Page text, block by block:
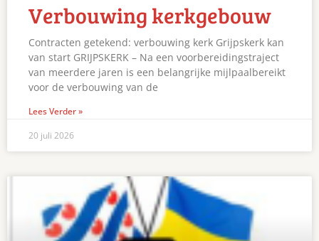
Verbouwing kerkgebouw
Contracten getekend: verbouwing kerk Grijpskerk kan
van start GRIJPSKERK – Na een voorbereidingstraject
van meerdere jaren is een belangrijke mijlpaalbereikt
voor de verbouwing van de
Lees Verder »
20 juli 2026